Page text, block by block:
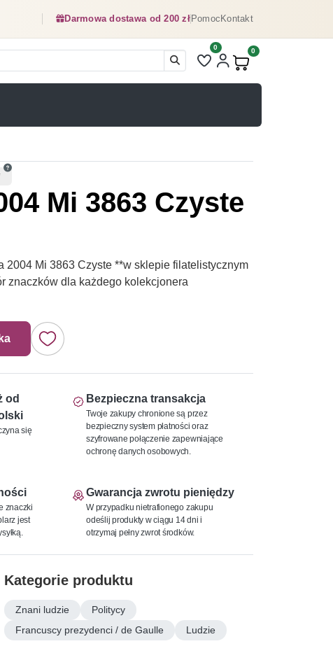
Darmowa dostawa od 200 złPomocKontakt
Liczba pozycji na liście
0
Produkty w koszyku:
0
Mi 3863 Czyste
2004 Mi 3863 Czyste **w sklepie filatelistycznym
znaczków dla każdego kolekcjonera
od
się
Bezpieczna transakcja
Twoje zakupy chronione są przez
bezpieczny system płatności oraz
szyfrowane połączenie zapewniające
ochronę danych osobowych.
znaczki
jest
Gwarancja zwrotu pieniędzy
W przypadku nietrafionego zakupu
odeślij produkty w ciągu 14 dni i
otrzymaj pełny zwrot środków.
Kategorie produktu
Znani ludzie
Politycy
Francuscy prezydenci / de Gaulle
Ludzie